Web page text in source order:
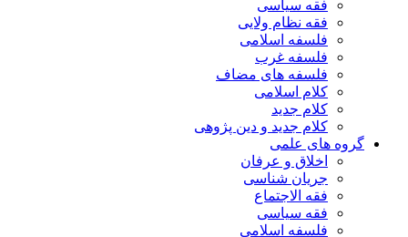
فقه سیاسی
فقه نظام ولایی
فلسفه اسلامی
فلسفه غرب
فلسفه های مضاف
کلام اسلامی
کلام جدید
کلام جدید و دین پژوهی
گروه های علمی
اخلاق و عرفان
جریان شناسی
فقه الاجتماع
فقه سیاسی
فلسفه اسلامی